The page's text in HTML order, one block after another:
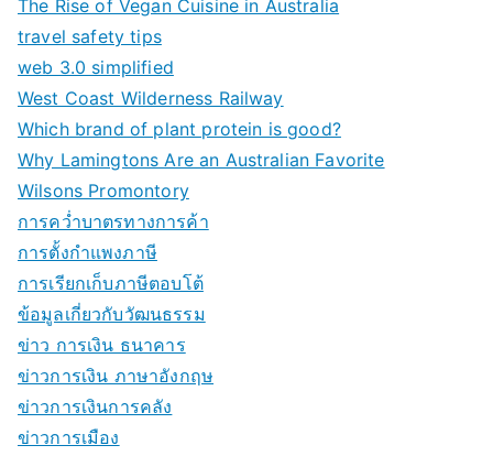
The Rise of Vegan Cuisine in Australia
travel safety tips
web 3.0 simplified
West Coast Wilderness Railway
Which brand of plant protein is good?
Why Lamingtons Are an Australian Favorite
Wilsons Promontory
การคว่ำบาตรทางการค้า
การตั้งกำแพงภาษี
การเรียกเก็บภาษีตอบโต้
ข้อมูลเกี่ยวกับวัฒนธรรม
ข่าว การเงิน ธนาคาร
ข่าวการเงิน ภาษาอังกฤษ
ข่าวการเงินการคลัง
ข่าวการเมือง